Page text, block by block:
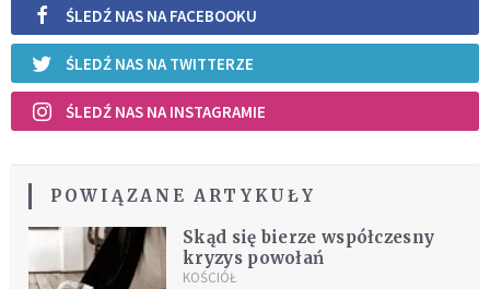
ŚLEDŹ NAS NA FACEBOOKU
ŚLEDŹ NAS NA TWITTERZE
ŚLEDŹ NAS NA INSTAGRAMIE
POWIĄZANE ARTYKUŁY
Skąd się bierze współczesny
kryzys powołań
KOŚCIÓŁ